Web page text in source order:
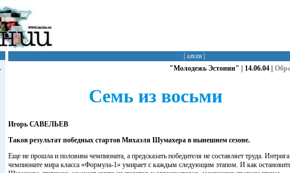
архив
"Молодежь Эстонии" | 14.06.04 |
Семь из восьми
Игорь САВЕЛЬЕВ
Таков результат победных стартов Михаэля Шумахера в нынешнем сезоне.
Еще не прошла и половина чемпионата, а предсказать победителя не составляет труда.
чемпионате мира класса «Формула-1» умирает с каждым следующим этапом. И как